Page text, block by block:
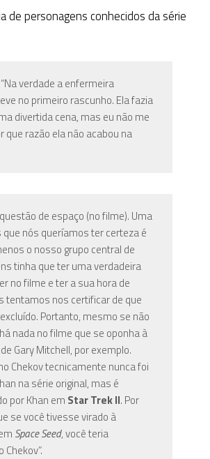
de personagens conhecidos da série
verdade a enfermeira
no primeiro rascunho. Ela fazia
divertida cena, mas eu não me
que razão ela não acabou na
questão de espaço (no filme). Uma
nós queríamos ter certeza é
o nosso grupo central de
tinha que ter uma verdadeira
no filme e ter a sua hora de
tentamos nos certificar de que
Portanto, mesmo se não
nada no filme que se oponha à
Gary Mitchell, por exemplo.
Chekov tecnicamente nunca foi
na série original, mas é
por Khan em Star Trek II. Por
se você tivesse virado à
Space Seed, você teria